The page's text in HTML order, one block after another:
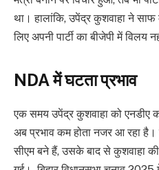
था। हालांकि, उपेंद्र कुशवाहा ने
लिए अपनी पार्टी का बीजेपी में विलय
NDA में घटता प्रभाव
एक समय उपेंद्र कुशवाहा को एनडीए
अब प्रभाव कम होता नजर आ रहा है।
सीएम बने हैं, उसके बाद से कुशवाहा की